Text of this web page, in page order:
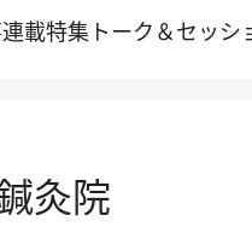
連載特集 トーク＆セッシ
灸院